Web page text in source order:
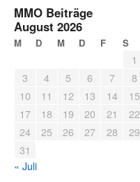
MMO Beiträge
August 2026
M D M D F S
1
3
4 5 6 7 8
10
11 12 13 14 15
17
18 19 20 21 22
24
25 26 27 28 29
31
« Juli